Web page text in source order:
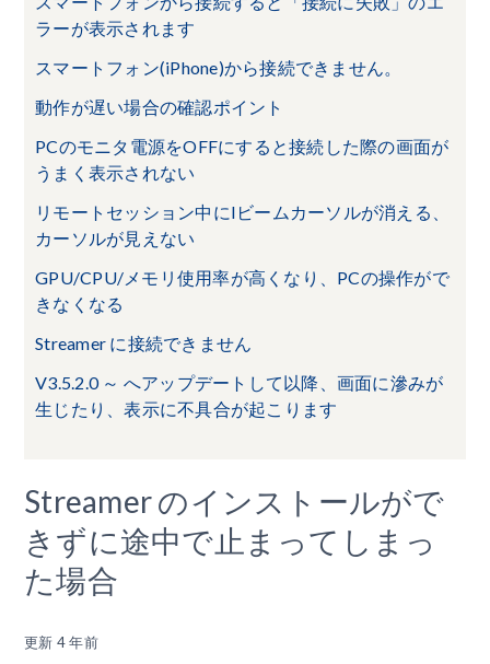
ラーが表示されます
スマートフォン(iPhone)から接続できません。
動作が遅い場合の確認ポイント
PCのモニタ電源をOFFにすると接続した際の画面が
うまく表示されない
リモートセッション中にIビームカーソルが消える、
カーソルが見えない
GPU/CPU/メモリ使用率が高くなり、PCの操作がで
きなくなる
Streamer に接続できません
V3.5.2.0 ～ へアップデートして以降、画面に滲みが
生じたり、表示に不具合が起こります
Streamer のインストールがで
きずに途中で止まってしまっ
た場合
更新 4 年前